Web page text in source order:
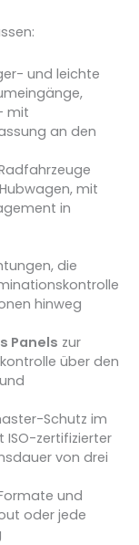
und leichte
mit
an den
mit
in
die
hinweg
Panels zur
über den
Schutz im
zertifizierter
von drei
und
oder jede